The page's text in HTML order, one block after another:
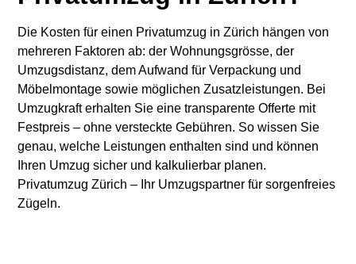
Die Kosten für einen Privatumzug in Zürich hängen von
mehreren Faktoren ab: der Wohnungsgrösse, der
Umzugsdistanz, dem Aufwand für Verpackung und
Möbelmontage sowie möglichen Zusatzleistungen. Bei
Umzugkraft erhalten Sie eine transparente Offerte mit
Festpreis – ohne versteckte Gebühren. So wissen Sie
genau, welche Leistungen enthalten sind und können
Ihren Umzug sicher und kalkulierbar planen.
Privatumzug Zürich – Ihr Umzugspartner für sorgenfreies
Zügeln.